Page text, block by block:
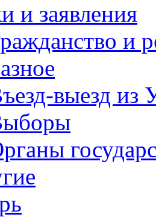
и заявления
и
выезд из